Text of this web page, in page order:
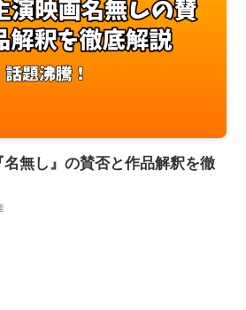
無し』の賛否と作品解釈を徹